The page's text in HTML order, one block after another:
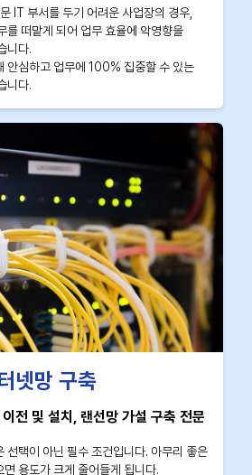
IT 부서를 두기 어려운 사업장의 경우,
를 떠맡게 되어 업무 효율에 악영향을
니다.
안심하고 업무에 100% 집중할 수 있는
니다.
넷망 구축
전 및 설치, 랜선망 가설 구축 전문
선택이 아닌 필수 조건입니다. 아무리 좋은
용도가 크게 줄어들게 됩니다.